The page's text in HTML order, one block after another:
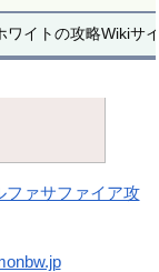
ワイトの攻略Wikiサ
ファサファイア攻